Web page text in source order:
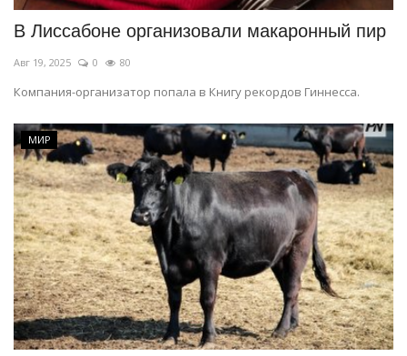
В Лиссабоне организовали макаронный пир
Авг 19, 2025 0 80
Компания-организатор попала в Книгу рекордов Гиннесса.
МИР